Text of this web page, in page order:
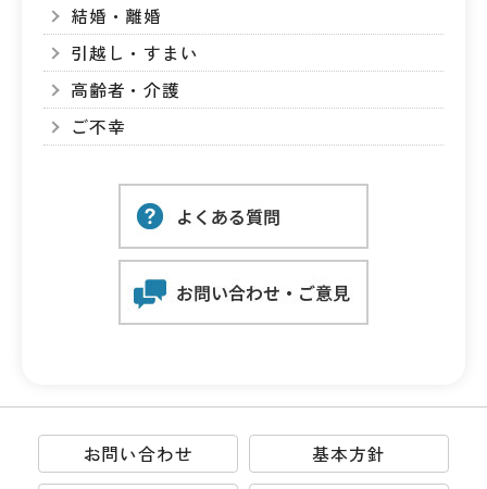
結婚・離婚
引越し・すまい
高齢者・介護
ご不幸
お問い合わせ
基本方針